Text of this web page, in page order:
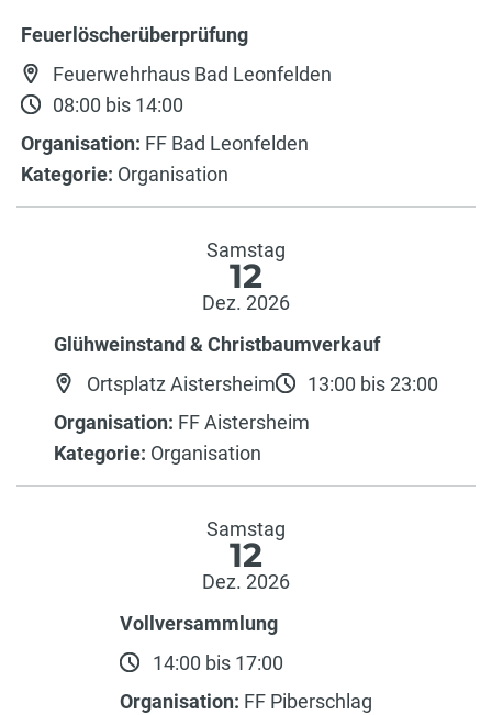
Feuerlöscherüberprüfung
Feuerwehrhaus Bad Leonfelden
08:00 bis 14:00
Organisation: FF Bad Leonfelden
Kategorie: Organisation
Samstag
12
Dez. 2026
Glühweinstand & Christbaumverkauf
Ortsplatz Aistersheim
13:00 bis 23:00
Organisation: FF Aistersheim
Kategorie: Organisation
Samstag
12
Dez. 2026
Vollversammlung
14:00 bis 17:00
Organisation: FF Piberschlag